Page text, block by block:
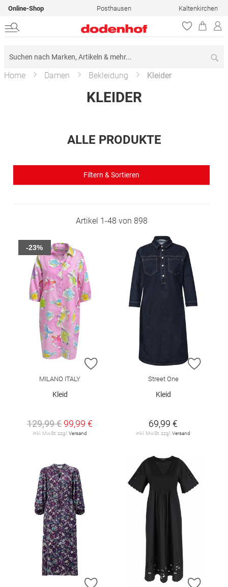
Online-Shop Posthausen Kaltenkirchen
Home Damen Bekleidung Kleider
KLEIDER
ALLE PRODUKTE
Filtern & Sortieren
Artikel 1-48 von 898
ZUR WUNSCHLISTE HINZUFÜGEN
MILANO ITALY
Kleid
129,99 € 99,99 €
inkl. MwSt. zzgl. Versand
-23%
ZUR
Street One
Kleid
69,99 €
inkl. MwSt. zzgl. Versand
ZUR WUNSCHLISTE HINZUFÜGEN
ZUR